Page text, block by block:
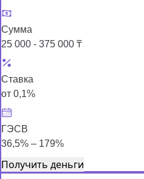
Сумма
25 000 - 375 000 ₸
Ставка
от 0,1%
ГЭСВ
36,5% – 179%
Получить деньги